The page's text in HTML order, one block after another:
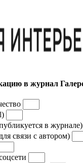
в журнал
в журнале)
связи с автором)